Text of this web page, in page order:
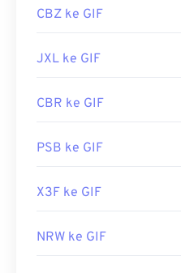
CBZ ke GIF
JXL ke GIF
CBR ke GIF
PSB ke GIF
X3F ke GIF
NRW ke GIF